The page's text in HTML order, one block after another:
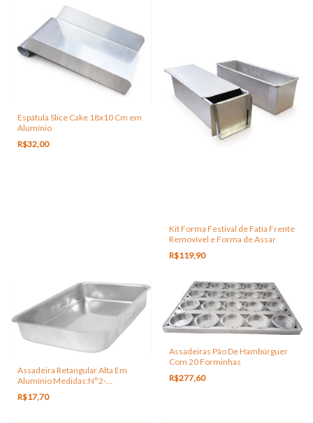
Espátula Slice Cake 18x10 Cm em
Alumínio
R$32,00
Kit Forma Festival de Fatia Frente
Removível e Forma de Assar
R$119,90
Assadeira Retangular Alta Em
Alumínio Medidas:N°2-
30X21,5X4,5cm
R$17,70
Assadeiras Pão De Hambúrguer
Com 20 Forminhas
R$277,60